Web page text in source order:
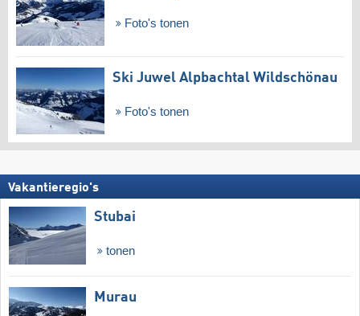
Foto's tonen
Ski Juwel Alpbachtal Wildschönau
Foto's tonen
Vakantieregio's
Stubai
tonen
Murau